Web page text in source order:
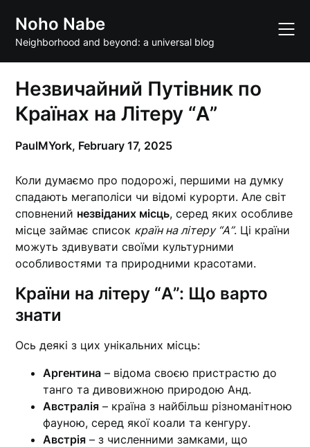
content
Noho Nabe
Neighborhood and beyond: a universal blog
Незвичайний Путівник по
Країнах на Літеру “А”
PaulMYork, February 17, 2025
Коли думаємо про подорожі, першими на думку
спадають мегаполіси чи відомі курорти. Але світ
сповнений незвіданих місць, серед яких особливе
місце займає список країн на літеру “А”. Ці країни
можуть здивувати своїми культурними
особливостями та природними красотами.
Країни на літеру “А”: Що варто
знати
Ось деякі з цих унікальних місць:
Аргентина – відома своєю пристрастю до
танго та дивовижною природою Анд.
Австралія – країна з найбільш різноманітною
фауною, серед якої коали та кенгуру.
Австрія – з численними замками, що